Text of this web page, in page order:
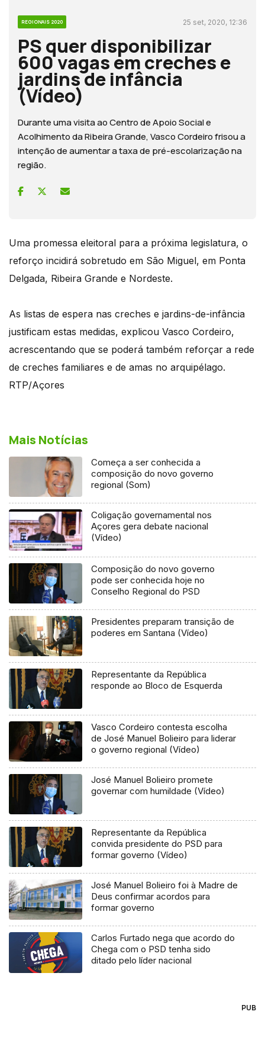
REGIONAIS 2020 25 set, 2020, 12:36
PS quer disponibilizar
600 vagas em creches e
jardins de infância
(Vídeo)
Durante uma visita ao Centro de Apoio Social e
Acolhimento da Ribeira Grande, Vasco Cordeiro frisou a
intenção de aumentar a taxa de pré-escolarização na
região.
Uma promessa eleitoral para a próxima legislatura, o
reforço incidirá sobretudo em São Miguel, em Ponta
Delgada, Ribeira Grande e Nordeste.
As listas de espera nas creches e jardins-de-infância
justificam estas medidas, explicou Vasco Cordeiro,
acrescentando que se poderá também reforçar a rede
de creches familiares e de amas no arquipélago.
RTP/Açores
Mais Notícias
Começa a ser conhecida a
composição do novo governo
regional (Som)
Coligação governamental nos
Açores gera debate nacional
(Vídeo)
Composição do novo governo
pode ser conhecida hoje no
Conselho Regional do PSD
Presidentes preparam transição de
poderes em Santana (Vídeo)
Representante da República
responde ao Bloco de Esquerda
Vasco Cordeiro contesta escolha
de José Manuel Bolieiro para liderar
o governo regional (Vídeo)
José Manuel Bolieiro promete
governar com humildade (Vídeo)
Representante da República
convida presidente do PSD para
formar governo (Vídeo)
José Manuel Bolieiro foi à Madre de
Deus confirmar acordos para
formar governo
Carlos Furtado nega que acordo do
Chega com o PSD tenha sido
ditado pelo líder nacional
PUB